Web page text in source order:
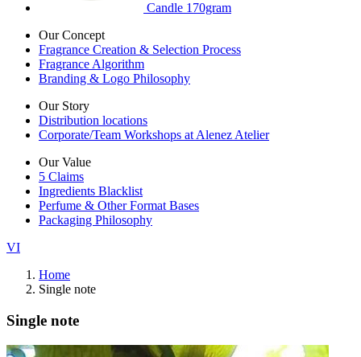
Candle 170gram
Our Concept
Fragrance Creation & Selection Process
Fragrance Algorithm
Branding & Logo Philosophy
Our Story
Distribution locations
Corporate/Team Workshops at Alenez Atelier
Our Value
5 Claims
Ingredients Blacklist
Perfume & Other Format Bases
Packaging Philosophy
VI
Home
Single note
Single note